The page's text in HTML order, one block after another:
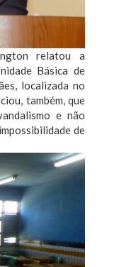
relatou a
Básica de
localizada no
também, que
e não
de